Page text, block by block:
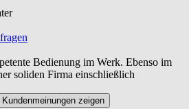
Bedienung im Werk. Ebenso im
soliden Firma einschließlich
zeigen